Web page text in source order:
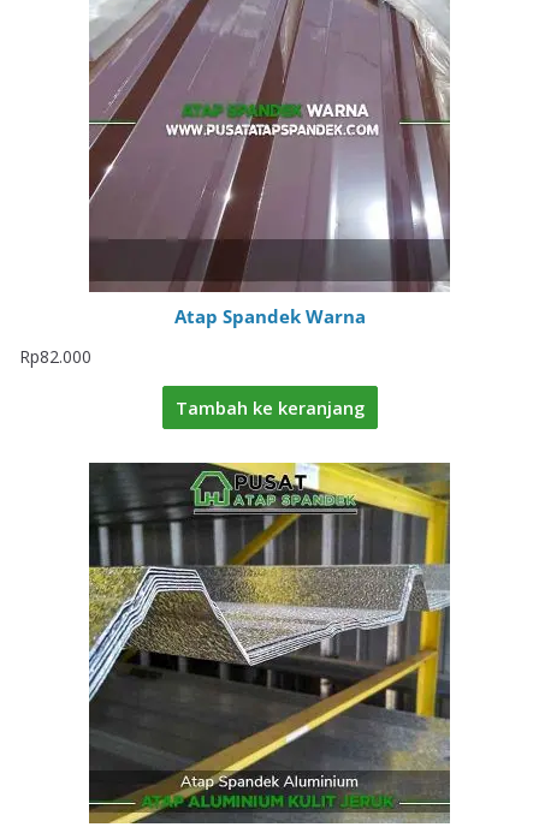
Atap Spandek Warna
Rp82.000
Tambah ke keranjang